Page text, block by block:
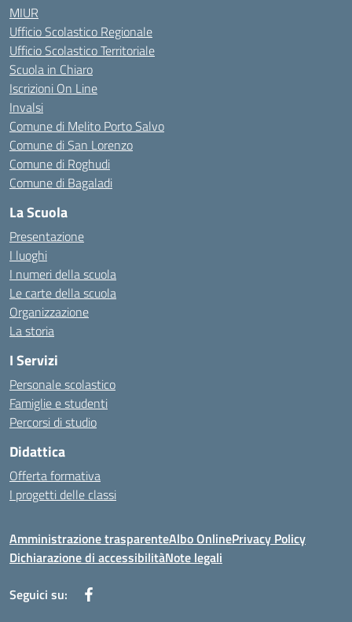
MIUR
Ufficio Scolastico Regionale
Ufficio Scolastico Territoriale
Scuola in Chiaro
Iscrizioni On Line
Invalsi
Comune di Melito Porto Salvo
Comune di San Lorenzo
Comune di Roghudi
Comune di Bagaladi
La Scuola
Presentazione
I luoghi
I numeri della scuola
Le carte della scuola
Organizzazione
La storia
I Servizi
Personale scolastico
Famiglie e studenti
Percorsi di studio
Didattica
Offerta formativa
I progetti delle classi
Amministrazione trasparenteAlbo OnlinePrivacy Policy
Dichiarazione di accessibilitàNote legali
Seguici su: